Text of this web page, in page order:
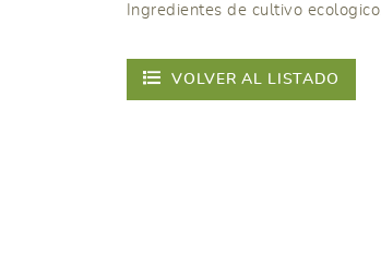
Ingredientes de cultivo ecologico.
VOLVER AL LISTADO